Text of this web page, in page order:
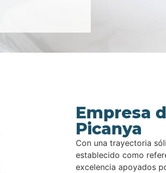
Empresa
Picanya
Con una trayectoria
establecido como
excelencia apoyados